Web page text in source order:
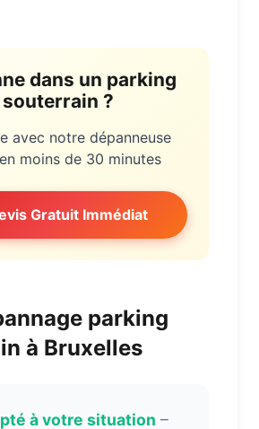
dans un parking
souterrain ?
avec notre dépanneuse
moins de 30 minutes
Gratuit Immédiat
parking
à Bruxelles
à votre situation –